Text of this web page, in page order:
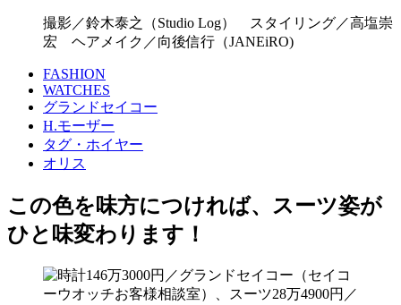
撮影／鈴木泰之（Studio Log） スタイリング／高塩崇
宏 ヘアメイク／向後信行（JANEiRO)
FASHION
WATCHES
グランドセイコー
H.モーザー
タグ・ホイヤー
オリス
この色を味方につければ、スーツ姿が
ひと味変わります！